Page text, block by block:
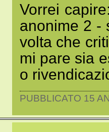
Vorrei
anonime 2 -
volta che
mi pare sia
o
PUBBLICATO 15